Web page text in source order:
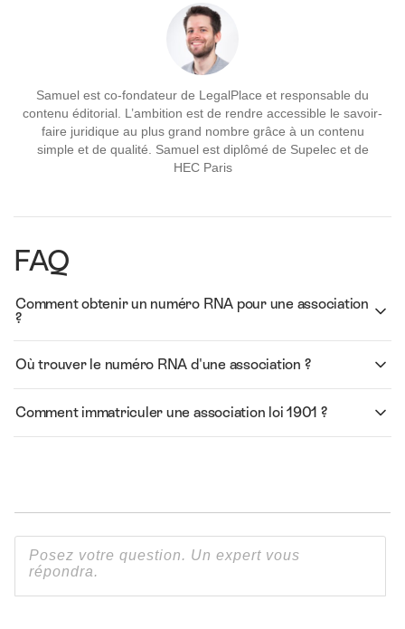
Samuel est co-fondateur de LegalPlace et responsable du
contenu éditorial. L’ambition est de rendre accessible le savoir-
faire juridique au plus grand nombre grâce à un contenu
simple et de qualité. Samuel est diplômé de Supelec et de
HEC Paris
FAQ
Comment obtenir un numéro RNA pour une association
?
Où trouver le numéro RNA d'une association ?
Comment immatriculer une association loi 1901 ?